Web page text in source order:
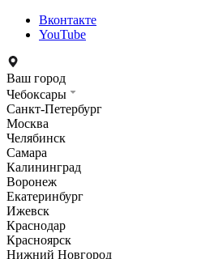
Вконтакте
YouTube
Ваш город
Чебоксары
Санкт-Петербург
Москва
Челябинск
Самара
Калининград
Воронеж
Екатеринбург
Ижевск
Краснодар
Красноярск
Нижний Новгород